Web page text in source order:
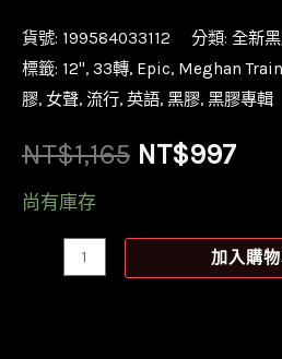
貨號: 199584033112 分類: 全新
標籤: 12'', 33轉, Epic, Meghan
膠, 女聲, 流行, 英語, 黑膠, 黑膠專輯
NT$1,165 原
NT$997目
價
尚有庫存
加入購